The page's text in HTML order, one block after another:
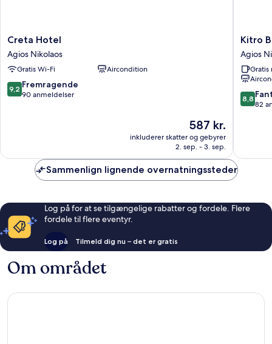
Creta
Hotel
Agios
Nikolaos
Creta Hotel
Agios Nikolaos
Gratis Wi-Fi Aircondition
9.2
ud
9,2 Fremragende
90 anmeldelser
Prisen
587 kr.
587 kr.
inkluderer skatter og gebyrer
2. sep. - 3. sep.
Kitro
Beach
Hοtel
Agios
Nikolaos
Kitro
Agios
Gratis
8.8
ud
8,8
82
Sammenlign lignende overnatningssteder
Log på for at se tilgængelige rabatter og fordele. Flere
fordele til flere eventyr.
Log på Tilmeld dig nu – det er gratis
Om området